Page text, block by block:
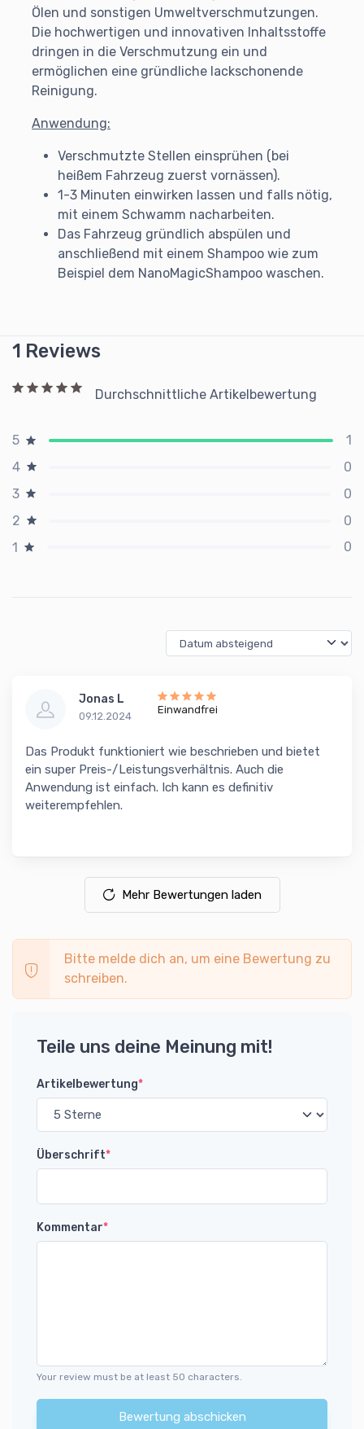
Ölen und sonstigen Umweltverschmutzungen.
Die hochwertigen und innovativen Inhaltsstoffe
dringen in die Verschmutzung ein und
ermöglichen eine gründliche lackschonende
Reinigung.
Anwendung:
Verschmutzte Stellen einsprühen (bei
heißem Fahrzeug zuerst vornässen).
1-3 Minuten einwirken lassen und falls nötig,
mit einem Schwamm nacharbeiten.
Das Fahrzeug gründlich abspülen und
anschließend mit einem Shampoo wie zum
Beispiel dem NanoMagicShampoo waschen.
1 Reviews
Durchschnittliche Artikelbewertung
5
1
4
0
3
0
2
0
1
0
Jonas L
09.12.2024
Einwandfrei
Das Produkt funktioniert wie beschrieben und bietet
ein super Preis-/Leistungsverhältnis. Auch die
Anwendung ist einfach. Ich kann es definitiv
weiterempfehlen.
Mehr Bewertungen laden
Bitte melde dich an, um eine Bewertung zu
schreiben.
Teile uns deine Meinung mit!
Artikelbewertung*
Überschrift*
Kommentar*
Your review must be at least 50 characters.
Bewertung abschicken